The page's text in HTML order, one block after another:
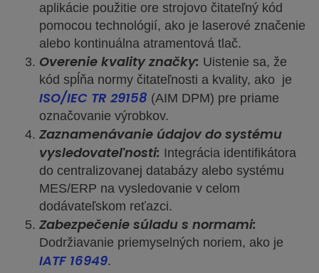
aplikácie použitie ore strojovo čitateľný kód
pomocou technológií, ako je laserové značenie
alebo kontinuálna atramentová tlač.
Overenie kvality značky: Uistenie sa, že
kód spĺňa normy čitateľnosti a kvality, ako je
ISO/IEC TR 29158 (AIM DPM) pre priame
označovanie výrobkov.
Zaznamenávanie údajov do systému
vysledovateľnosti: Integrácia identifikátora
do centralizovanej databázy alebo systému
MES/ERP na vysledovanie v celom
dodávateľskom reťazci.
Zabezpečenie súladu s normami:
Dodržiavanie priemyselných noriem, ako je
IATF 16949.